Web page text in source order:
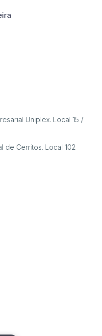
Uniplex. Local 15 /
de Cerritos. Local 102